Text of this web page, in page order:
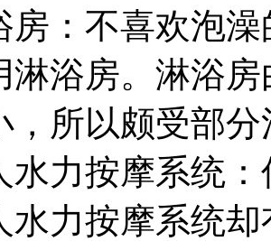
不喜欢泡澡
淋浴房。淋浴
，所以颇受部
按摩系统：
水力按摩系统